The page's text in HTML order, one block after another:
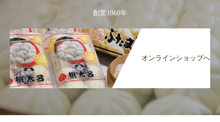
創業1960年
オンラインショップへ